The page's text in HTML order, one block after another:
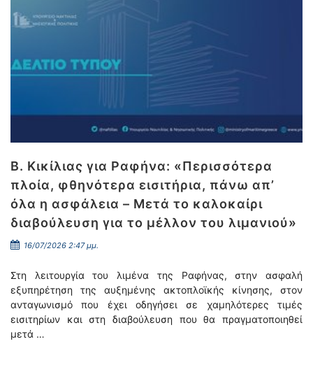
Β. Κικίλιας για Ραφήνα: «Περισσότερα
πλοία, φθηνότερα εισιτήρια, πάνω απ’
όλα η ασφάλεια – Μετά το καλοκαίρι
διαβούλευση για το μέλλον του λιμανιού»
16/07/2026 2:47 μμ.
Στη λειτουργία του λιμένα της Ραφήνας, στην ασφαλή
εξυπηρέτηση της αυξημένης ακτοπλοϊκής κίνησης, στον
ανταγωνισμό που έχει οδηγήσει σε χαμηλότερες τιμές
εισιτηρίων και στη διαβούλευση που θα πραγματοποιηθεί
μετά …